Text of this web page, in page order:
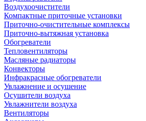
Воздухоочистители
Компактные приточные установки
Приточно-очистительные комплексы
Приточно-вытяжная установка
Обогреватели
Тепловентиляторы
Масляные радиаторы
Конвекторы
Инфракрасные обогреватели
Увлажнение и осушение
Осушители воздуха
Увлажнители воздуха
Вентиляторы